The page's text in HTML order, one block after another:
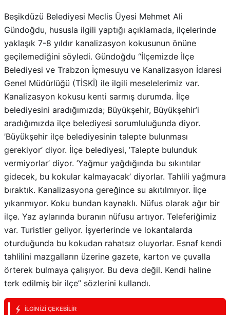
Beşikdüzü Belediyesi Meclis Üyesi Mehmet Ali
Gündoğdu, hususla ilgili yaptığı açıklamada, ilçelerinde
yaklaşık 7-8 yıldır kanalizasyon kokusunun önüne
geçilemediğini söyledi. Gündoğdu “İlçemizde İlçe
Belediyesi ve Trabzon İçmesuyu ve Kanalizasyon İdaresi
Genel Müdürlüğü (TİSKİ) ile ilgili meselelerimiz var.
Kanalizasyon kokusu kenti sarmış durumda. İlçe
belediyesini aradığımızda; Büyükşehir, Büyükşehir’i
aradığımızda ilçe belediyesi sorumluluğunda diyor.
’Büyükşehir ilçe belediyesinin talepte bulunması
gerekiyor’ diyor. İlçe belediyesi, ’Talepte bulunduk
vermiyorlar’ diyor. ’Yağmur yağdığında bu sıkıntılar
gidecek, bu kokular kalmayacak’ diyorlar. Tahlili yağmura
bıraktık. Kanalizasyona gereğince su akıtılmıyor. İlçe
yıkanmıyor. Koku bundan kaynaklı. Nüfus olarak ağır bir
ilçe. Yaz aylarında buranın nüfusu artıyor. Teleferiğimiz
var. Turistler geliyor. İşyerlerinde ve lokantalarda
oturduğunda bu kokudan rahatsız oluyorlar. Esnaf kendi
tahlilini mazgalların üzerine gazete, karton ve çuvalla
örterek bulmaya çalışıyor. Bu deva değil. Kendi haline
terk edilmiş bir ilçe” sözlerini kullandı.
İLGINIZI ÇEKEBILIR